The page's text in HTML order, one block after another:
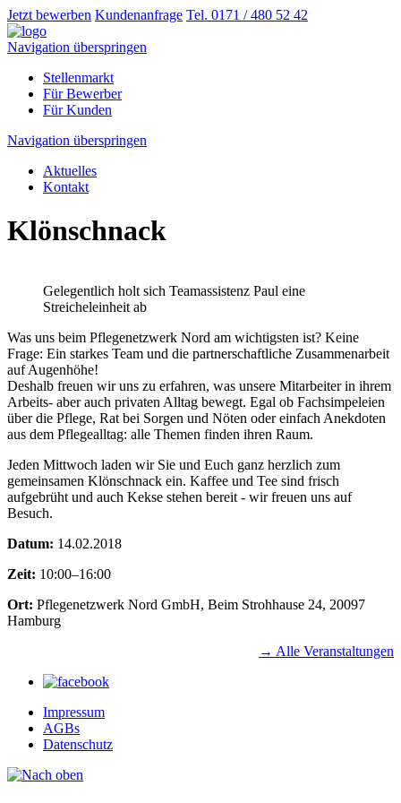
Jetzt bewerben Kundenanfrage Tel. 0171 / 480 52 42
Navigation überspringen
Stellenmarkt
Für Bewerber
Für Kunden
Navigation überspringen
Aktuelles
Kontakt
Klönschnack
Gelegentlich holt sich Teamassistenz Paul eine
Streicheleinheit ab
Was uns beim Pflegenetzwerk Nord am wichtigsten ist? Keine
Frage: Ein starkes Team und die partnerschaftliche Zusammenarbeit
auf Augenhöhe!
Deshalb freuen wir uns zu erfahren, was unsere Mitarbeiter in ihrem
Arbeits- aber auch privaten Alltag bewegt. Egal ob Fachsimpeleien
über die Pflege, Rat bei Sorgen und Nöten oder einfach Anekdoten
aus dem Pflegealltag: alle Themen finden ihren Raum.
Jeden Mittwoch laden wir Sie und Euch ganz herzlich zum
gemeinsamen Klönschnack ein. Kaffee und Tee sind frisch
aufgebrüht und auch Kekse stehen bereit - wir freuen uns auf
Besuch.
Datum: 14.02.2018
Zeit: 10:00–16:00
Ort: Pflegenetzwerk Nord GmbH, Beim Strohhause 24, 20097
Hamburg
→ Alle Veranstaltungen
Impressum
AGBs
Datenschutz